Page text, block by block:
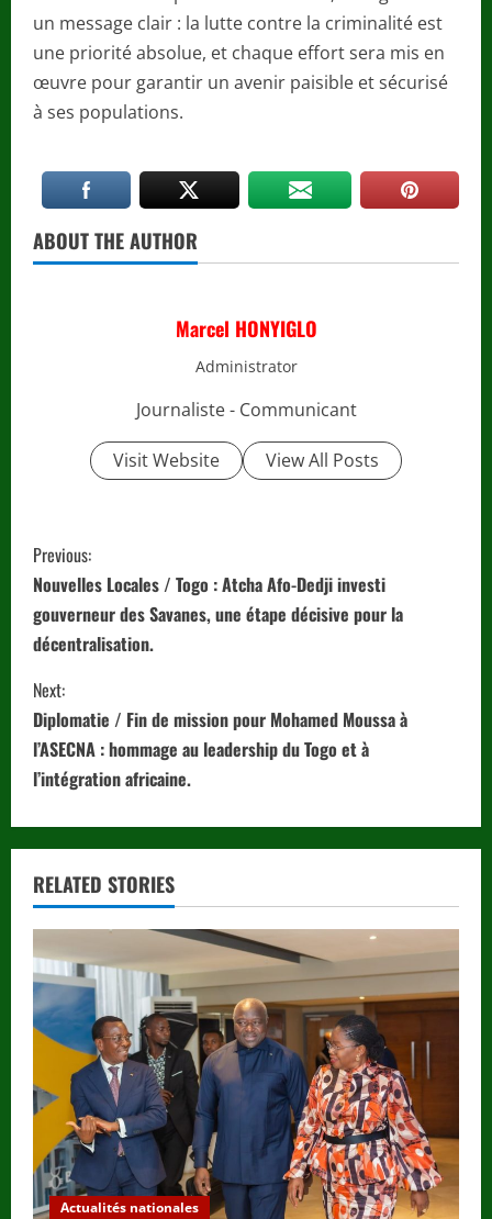
un message clair : la lutte contre la criminalité est
une priorité absolue, et chaque effort sera mis en
œuvre pour garantir un avenir paisible et sécurisé
à ses populations.
ABOUT THE AUTHOR
Marcel HONYIGLO
Administrator
Journaliste - Communicant
Visit Website View All Posts
C
o
n
t
i
n
u
e
R
e
a
d
i
n
g
Previous:
Nouvelles Locales / Togo : Atcha Afo-Dedji investi
gouverneur des Savanes, une étape décisive pour la
décentralisation.
Next:
Diplomatie / Fin de mission pour Mohamed Moussa à
l’ASECNA : hommage au leadership du Togo et à
l’intégration africaine.
RELATED STORIES
Actualités nationales